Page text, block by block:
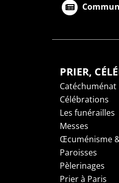
PRIER,
Catéchuménat
Célébrations
Les funérailles
Messes
Œcuménisme
Paroisses
Pèlerinages
Prier à Paris